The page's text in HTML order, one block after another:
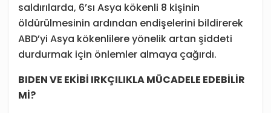
saldırılarda, 6’sı Asya kökenli 8 kişinin
öldürülmesinin ardından endişelerini bildirerek
ABD’yi Asya kökenlilere yönelik artan şiddeti
durdurmak için önlemler almaya çağırdı.
BIDEN VE EKİBİ IRKÇILIKLA MÜCADELE EDEBİLİR
Mİ?